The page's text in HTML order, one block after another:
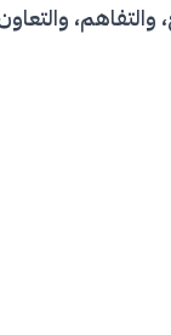
والتفاهم،